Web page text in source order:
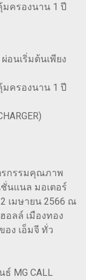
ครองนาน 1 ปี
อนเริ่มต้นเพียง
ครองนาน 1 ปี
รกรรมคุณภาพ
นแนล มอเตอร์
เมษายน 2566 ณ
อลล์ เมืองทอง
ง เอ็มจี ทั่ว
MG CALL